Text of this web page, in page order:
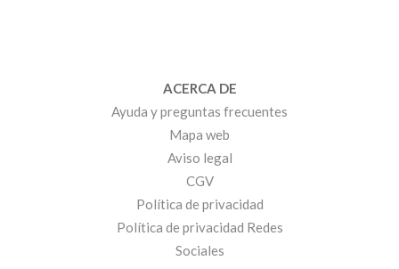
ACERCA DE
Ayuda y preguntas frecuentes
Mapa web
Aviso legal
CGV
Política de privacidad
Política de privacidad Redes
Sociales